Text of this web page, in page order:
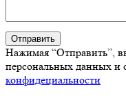
Нажимая “Отправить”,
персональных данных и
конфидециальности